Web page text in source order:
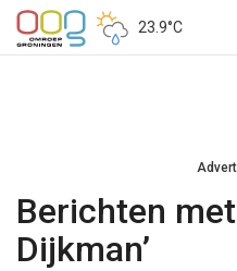
23.9°C
Berichten met
Dijkman’